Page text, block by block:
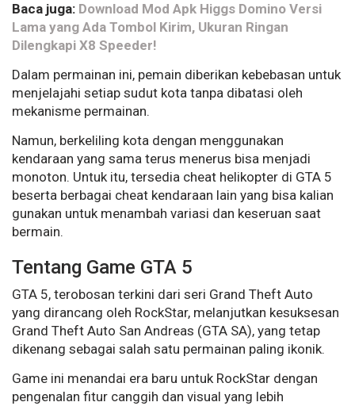
Baca juga: Download Mod Apk Higgs Domino Versi
Lama yang Ada Tombol Kirim, Ukuran Ringan
Dilengkapi X8 Speeder!
Dalam permainan ini, pemain diberikan kebebasan untuk
menjelajahi setiap sudut kota tanpa dibatasi oleh
mekanisme permainan.
Namun, berkeliling kota dengan menggunakan
kendaraan yang sama terus menerus bisa menjadi
monoton. Untuk itu, tersedia cheat helikopter di GTA 5
beserta berbagai cheat kendaraan lain yang bisa kalian
gunakan untuk menambah variasi dan keseruan saat
bermain.
Tentang Game GTA 5
GTA 5, terobosan terkini dari seri Grand Theft Auto
yang dirancang oleh RockStar, melanjutkan kesuksesan
Grand Theft Auto San Andreas (GTA SA), yang tetap
dikenang sebagai salah satu permainan paling ikonik.
Game ini menandai era baru untuk RockStar dengan
pengenalan fitur canggih dan visual yang lebih